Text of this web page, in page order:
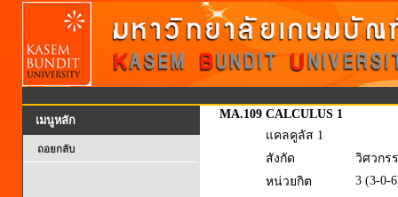
เมนูหลัก
ถอยกลับ
MA.109 CALCULUS 1
แคลคูลัส 1
สังกัด
วิศวกร
หน่วยกิต
3 (3-0-